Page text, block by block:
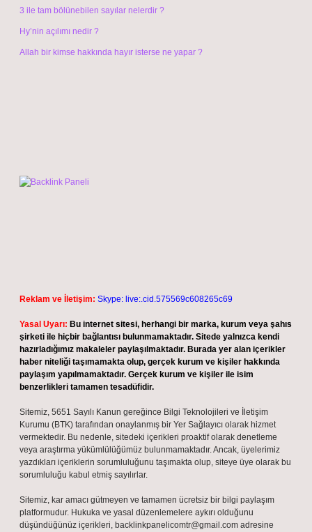
3 ile tam bölünebilen sayılar nelerdir ?
Hy’nin açılımı nedir ?
Allah bir kimse hakkında hayır isterse ne yapar ?
Reklam ve İletişim: Skype: live:.cid.575569c608265c69
Yasal Uyarı: Bu internet sitesi, herhangi bir marka, kurum veya şahıs
şirketi ile hiçbir bağlantısı bulunmamaktadır. Sitede yalnızca kendi
hazırladığımız makaleler paylaşılmaktadır. Burada yer alan içerikler
haber niteliği taşımamakta olup, gerçek kurum ve kişiler hakkında
paylaşım yapılmamaktadır. Gerçek kurum ve kişiler ile isim
benzerlikleri tamamen tesadüfidir.
Sitemiz, 5651 Sayılı Kanun gereğince Bilgi Teknolojileri ve İletişim
Kurumu (BTK) tarafından onaylanmış bir Yer Sağlayıcı olarak hizmet
vermektedir. Bu nedenle, sitedeki içerikleri proaktif olarak denetleme
veya araştırma yükümlülüğümüz bulunmamaktadır. Ancak, üyelerimiz
yazdıkları içeriklerin sorumluluğunu taşımakta olup, siteye üye olarak bu
sorumluluğu kabul etmiş sayılırlar.
Sitemiz, kar amacı gütmeyen ve tamamen ücretsiz bir bilgi paylaşım
platformudur. Hukuka ve yasal düzenlemelere aykırı olduğunu
düşündüğünüz içerikleri, backlinkpanelicomtr@gmail.com adresine